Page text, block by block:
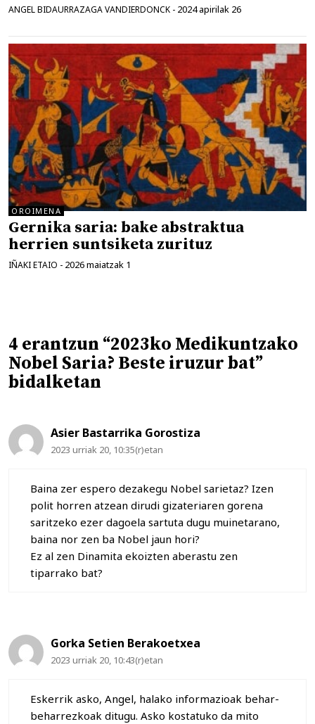
ANGEL BIDAURRAZAGA VANDIERDONCK - 2024 apirilak 26
OROIMENA
Gernika saria: bake abstraktua
herrien suntsiketa zurituz
IÑAKI ETAIO - 2026 maiatzak 1
4 erantzun “2023ko Medikuntzako
Nobel Saria? Beste iruzur bat”
bidalketan
Asier Bastarrika Gorostiza
2023 urriak 20, 10:35(r)etan
Baina zer espero dezakegu Nobel sarietaz? Izen
polit horren atzean dirudi gizateriaren gorena
saritzeko ezer dagoela sartuta dugu muinetarano,
baina nor zen ba Nobel jaun hori?
Ez al zen Dinamita ekoizten aberastu zen
tiparrako bat?
Gorka Setien Berakoetxea
2023 urriak 20, 10:43(r)etan
Eskerrik asko, Angel, halako informazioak behar-
beharrezkoak ditugu. Asko kostatuko da mito